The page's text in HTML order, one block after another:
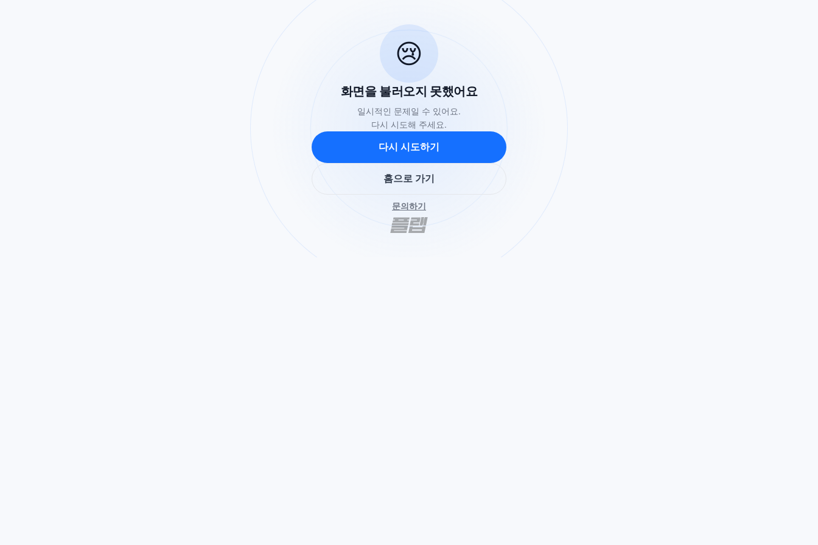
😢
화면을 불러오지 못했어요
일시적인 문제일 수 있어요.
다시 시도해 주세요.
다시 시도하기
홈으로 가기
문의하기